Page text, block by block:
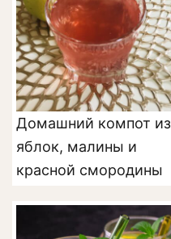
Домашний компот из
яблок, малины и
красной смородины